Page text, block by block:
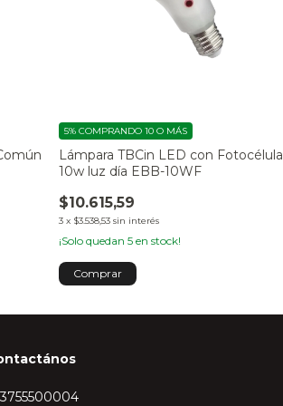
Lámpara TBCin LED con Fotocélula
10w luz día EBB-10WF
$10.615,59
3 x $3.538,53 sin interés
5% COMPRANDO 10 O MÁS
¡Solo quedan 5 en stock!